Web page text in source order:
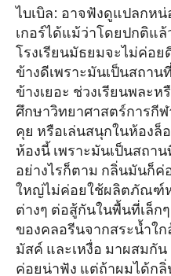
ไบเบิล: อาจฟังดูแปลกห
เกอร์ได้แม้ว่าโดยปกติแ
โรงเรียนมัธยมจะไม่ค่อ
ข้างดีเพราะมันเป็นสถา
ข้างเยอะ ช่วงเรียนพละ
ศึกษาวิทยาศาสตร์การกีฬ
คุย หรือเล่นสนุกในห้องล็
ห้องนี้ เพราะมันเป็นสถา
อย่างไรก็ตาม กลิ่นมันก็ค่
ใหญ่ไม่ค่อยใช้ผลิตภัณฑ์
ต่างๆ ต่อสู้กันในพื้นที่เล็ก
ของคลอรีนจากสระน้ำใก
มัสค์ และเหงื่อ มาผสมกั
ค่อยน่าฟัง แต่ถ้าผมได้ก